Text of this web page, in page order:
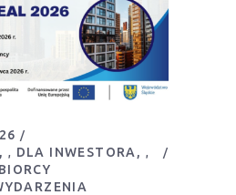
, DLA INWESTORA ,